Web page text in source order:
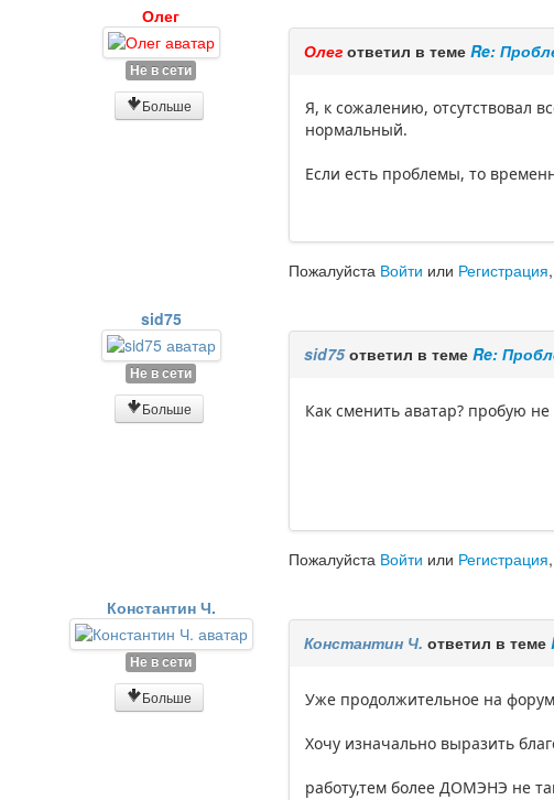
Олег
Не в сети
Больше
Олег ответил в темеRe:
Я, к сожалению, отсутствовал
нормальный.
Если есть проблемы, то
Пожалуйста Войти или Регистрация
sid75
Не в сети
Больше
sid75ответил в темеRe:
Как сменить аватар? пробую
Пожалуйста Войти или Регистрация
Константин Ч.
Не в сети
Больше
Константин Ч. ответил в теме
Уже продолжительное на
Хочу изначально выразить
работу,тем более ДОМЭНЭ не